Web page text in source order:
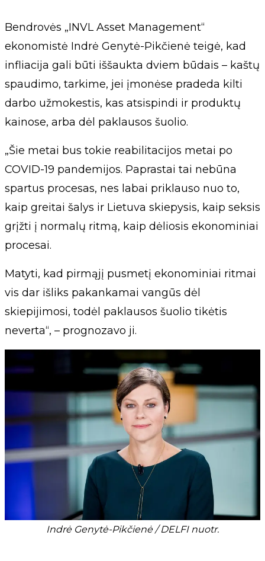
Bendrovės „INVL Asset Management“
ekonomistė Indrė Genytė-Pikčienė teigė, kad
infliacija gali būti iššaukta dviem būdais – kaštų
spaudimo, tarkime, jei įmonėse pradeda kilti
darbo užmokestis, kas atsispindi ir produktų
kainose, arba dėl paklausos šuolio.
„Šie metai bus tokie reabilitacijos metai po
COVID-19 pandemijos. Paprastai tai nebūna
spartus procesas, nes labai priklauso nuo to,
kaip greitai šalys ir Lietuva skiepysis, kaip seksis
grįžti į normalų ritmą, kaip dėliosis ekonominiai
procesai.
Matyti, kad pirmąjį pusmetį ekonominiai ritmai
vis dar išliks pakankamai vangūs dėl
skiepijimosi, todėl paklausos šuolio tikėtis
neverta“, – prognozavo ji.
Indrė Genytė-Pikčienė / DELFI nuotr.